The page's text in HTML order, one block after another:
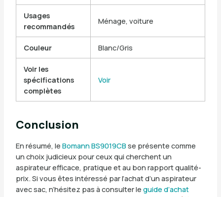
Usages
recommandés
Ménage, voiture
Couleur Blanc/Gris
Voir les
spécifications
complètes
Voir
Conclusion
En résumé, le Bomann BS9019CB se présente comme
un choix judicieux pour ceux qui cherchent un
aspirateur efficace, pratique et au bon rapport qualité-
prix. Si vous êtes intéressé par l’achat d’un aspirateur
avec sac, n’hésitez pas à consulter le guide d’achat